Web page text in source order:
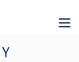
Menu